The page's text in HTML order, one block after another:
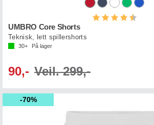
Karakter:
UMBRO Core Shorts
Teknisk, lett spillershorts
30+ På lager
90,- Veil. 299,-
70%